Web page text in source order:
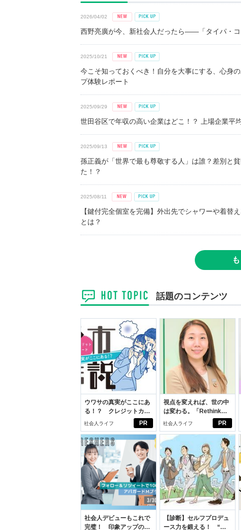
2026/04/02
西野亮廣が今、新社会人だったら――「タイパ・コ
2025/10/21
今こそ知っておくべき！自分を大事にする、心身
プ体験レポート
2025/09/29
世田谷区で年収の高い企業はどこ！？ 上場企業平
2025/09/13
孫正義が「世界で最も尊敬する人」は誰？差別と
た！？
2025/08/11
【鍵付完全個室を完備】外出先でシャワーや着替
とは？
話題のコンテンツ
PR
ウワサの真実がここにあ
る！？ クレジットカー
ドの都市伝説
社会人ライフ PR
視点を変えれば、世の中
は変わる。「Rethink
PROJECT」がつたえた
社会人ライフ
社会人デビューもこれで
完璧！ 印象アップのセ
【診断】セルフプロデュ
ース力を鍛える！ “ジ